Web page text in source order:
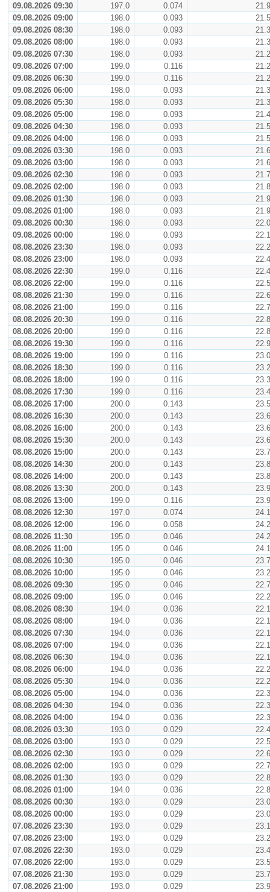
09.08.2026 09:30
197.0 0.074
21.9
09.08.2026 09:00
198.0 0.093
21.5
09.08.2026 08:30
198.0 0.093
21.3
09.08.2026 08:00
198.0 0.093
21.3
09.08.2026 07:30
198.0 0.093
21.2
09.08.2026 07:00
199.0 0.116
21.2
09.08.2026 06:30
199.0 0.116
21.2
09.08.2026 06:00
198.0 0.093
21.3
09.08.2026 05:30
198.0 0.093
21.3
09.08.2026 05:00
198.0 0.093
21.4
09.08.2026 04:30
198.0 0.093
21.5
09.08.2026 04:00
198.0 0.093
21.5
09.08.2026 03:30
198.0 0.093
21.6
09.08.2026 03:00
198.0 0.093
21.6
09.08.2026 02:30
198.0 0.093
21.7
09.08.2026 02:00
198.0 0.093
21.8
09.08.2026 01:30
198.0 0.093
21.9
09.08.2026 01:00
198.0 0.093
21.9
09.08.2026 00:30
198.0 0.093
22.0
09.08.2026 00:00
198.0 0.093
22.1
08.08.2026 23:30
198.0 0.093
22.2
08.08.2026 23:00
198.0 0.093
22.4
08.08.2026 22:30
199.0 0.116
22.4
08.08.2026 22:00
199.0 0.116
22.5
08.08.2026 21:30
199.0 0.116
22.6
08.08.2026 21:00
199.0 0.116
22.7
08.08.2026 20:30
199.0 0.116
22.8
08.08.2026 20:00
199.0 0.116
22.8
08.08.2026 19:30
199.0 0.116
22.9
08.08.2026 19:00
199.0 0.116
23.0
08.08.2026 18:30
199.0 0.116
23.2
08.08.2026 18:00
199.0 0.116
23.3
08.08.2026 17:30
199.0 0.116
23.4
08.08.2026 17:00
200.0 0.143
23.5
08.08.2026 16:30
200.0 0.143
23.6
08.08.2026 16:00
200.0 0.143
23.6
08.08.2026 15:30
200.0 0.143
23.6
08.08.2026 15:00
200.0 0.143
23.7
08.08.2026 14:30
200.0 0.143
23.8
08.08.2026 14:00
200.0 0.143
23.8
08.08.2026 13:30
200.0 0.143
23.9
08.08.2026 13:00
199.0 0.116
23.9
08.08.2026 12:30
197.0 0.074
24.1
08.08.2026 12:00
196.0 0.058
24.2
08.08.2026 11:30
195.0 0.046
24.2
08.08.2026 11:00
195.0 0.046
24.1
08.08.2026 10:30
195.0 0.046
23.7
08.08.2026 10:00
195.0 0.046
23.2
08.08.2026 09:30
195.0 0.046
22.7
08.08.2026 09:00
195.0 0.046
22.2
08.08.2026 08:30
194.0 0.036
22.1
08.08.2026 08:00
194.0 0.036
22.1
08.08.2026 07:30
194.0 0.036
22.1
08.08.2026 07:00
194.0 0.036
22.1
08.08.2026 06:30
194.0 0.036
22.1
08.08.2026 06:00
194.0 0.036
22.2
08.08.2026 05:30
194.0 0.036
22.2
08.08.2026 05:00
194.0 0.036
22.3
08.08.2026 04:30
194.0 0.036
22.3
08.08.2026 04:00
194.0 0.036
22.3
08.08.2026 03:30
193.0 0.029
22.4
08.08.2026 03:00
193.0 0.029
22.5
08.08.2026 02:30
193.0 0.029
22.6
08.08.2026 02:00
193.0 0.029
22.7
08.08.2026 01:30
193.0 0.029
22.8
08.08.2026 01:00
194.0 0.036
22.8
08.08.2026 00:30
193.0 0.029
23.0
08.08.2026 00:00
193.0 0.029
23.0
07.08.2026 23:30
193.0 0.029
23.1
07.08.2026 23:00
193.0 0.029
23.2
07.08.2026 22:30
193.0 0.029
23.4
07.08.2026 22:00
193.0 0.029
23.5
07.08.2026 21:30
193.0 0.029
23.7
07.08.2026 21:00
193.0 0.029
23.9